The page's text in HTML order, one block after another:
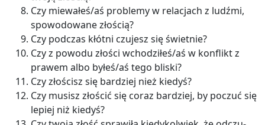
Czy mie­wa­łeś/aś pro­ble­my w re­la­cjach z ludź­mi,
spo­wo­do­wa­ne zło­ścią?
Czy pod­czas kłót­ni czu­jesz się świet­nie?
Czy z po­wo­du zło­ści wcho­dzi­łeś/aś w kon­flikt z
pra­wem albo byłeś/aś tego bli­ski?
Czy zło­ścisz się bar­dziej nież kie­dyś?
Czy mu­sisz zło­ścić się coraz bar­dziej, by po­czuć się
le­piej niż kie­dyś?